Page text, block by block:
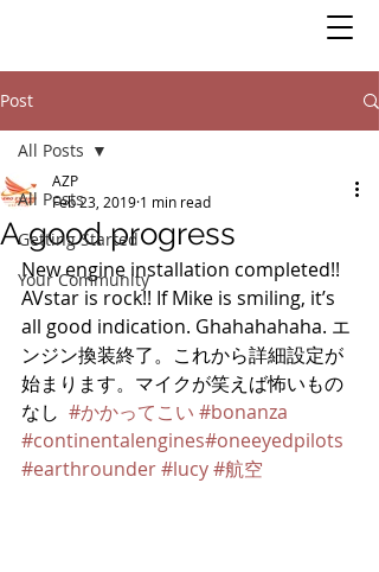
Post
All Posts
Getting Started
Your Community
All Posts
A good progress
AZP
Feb 23, 2019 1 min read
New engine installation completed!!
AVstar is rock!! If Mike is smiling, it’s
all good indication. Ghahahahaha. エ
ンジン換装終了。これから詳細設定が
始まります。マイクが笑えば怖いもの
なし #かかってこい #bonanza
#continentalengines#oneeyedpilots
#earthrounder#lucy#航空